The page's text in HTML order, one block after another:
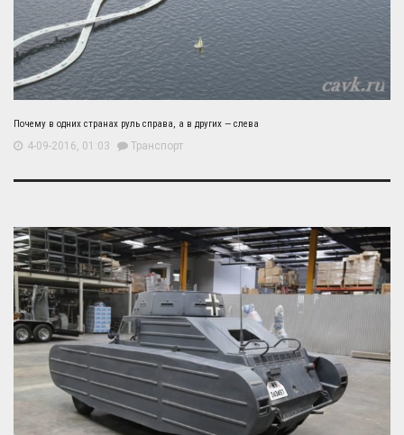
Почему в одних странах руль справа, а в других — слева
4-09-2016, 01:03 Транспорт